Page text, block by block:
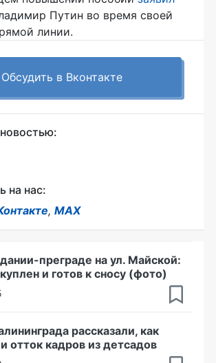
Путин во время своей
линии.
Обсудить в Вконтакте
на нас:
, MAX
преграде на ул. Майской:
и готов к сносу (фото)
рассказали, как
отток кадров из детсадов